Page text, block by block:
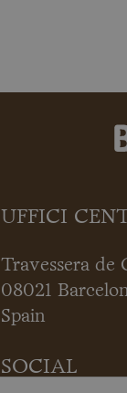
UFFICI
Travessera de
08021
Spain
SOCIAL